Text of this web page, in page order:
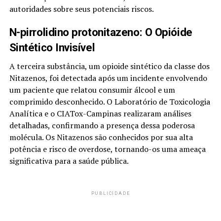
autoridades sobre seus potenciais riscos.
N-pirrolidino protonitazeno: O Opióide
Sintético Invisível
A terceira substância, um opioide sintético da classe dos
Nitazenos, foi detectada após um incidente envolvendo
um paciente que relatou consumir álcool e um
comprimido desconhecido. O Laboratório de Toxicologia
Analítica e o CIATox-Campinas realizaram análises
detalhadas, confirmando a presença dessa poderosa
molécula. Os Nitazenos são conhecidos por sua alta
potência e risco de overdose, tornando-os uma ameaça
significativa para a saúde pública.
PUBLICIDADE